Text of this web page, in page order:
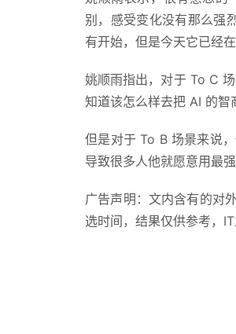
别，感受变化没有那么强
有开始，但是今天它已经
姚顺雨指出，对于 To C 场
知道该怎么样去把 AI 的智
但是对于 To B 场景来说，
导致很多人他就愿意用最强
广告声明：文内含有的对
选时间，结果仅供参考，